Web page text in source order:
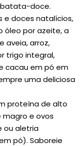
batata-doce.
e doces natalícios,
óleo por azeite, a
aveia, arroz,
trigo integral,
cacau em pó em
uma deliciosa
proteína de alto
magro e ovos
ou aletria
pó). Saboreie